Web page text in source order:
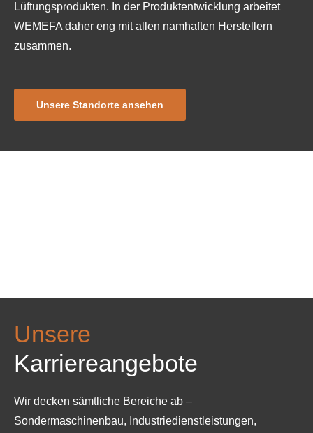
Lüftungsprodukten. In der Produktentwicklung arbeitet
WEMEFA daher eng mit allen namhaften Herstellern
zusammen.
Unsere Standorte ansehen
Unsere
Karriereangebote
Wir decken sämtliche Bereiche ab –
Sondermaschinenbau, Industriedienstleistungen,